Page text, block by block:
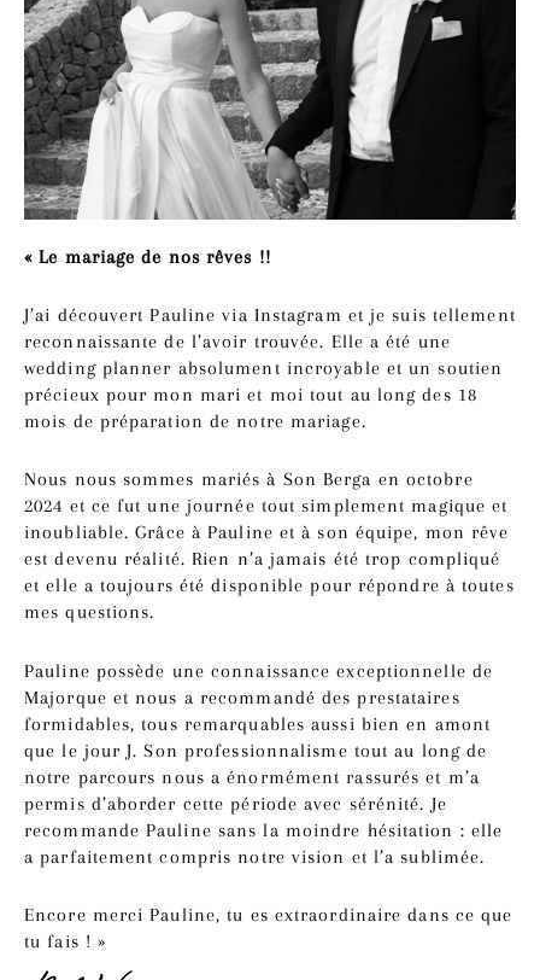
« Le mariage de nos rêves !!
J’ai découvert Pauline via Instagram et je suis tellement
reconnaissante de l’avoir trouvée. Elle a été une
wedding planner absolument incroyable et un soutien
précieux pour mon mari et moi tout au long des 18
mois de préparation de notre mariage.
Nous nous sommes mariés à Son Berga en octobre
2024 et ce fut une journée tout simplement magique et
inoubliable. Grâce à Pauline et à son équipe, mon rêve
est devenu réalité. Rien n’a jamais été trop compliqué
et elle a toujours été disponible pour répondre à toutes
mes questions.
Pauline possède une connaissance exceptionnelle de
Majorque et nous a recommandé des prestataires
formidables, tous remarquables aussi bien en amont
que le jour J. Son professionnalisme tout au long de
notre parcours nous a énormément rassurés et m’a
permis d’aborder cette période avec sérénité. Je
recommande Pauline sans la moindre hésitation : elle
a parfaitement compris notre vision et l’a sublimée.
Encore merci Pauline, tu es extraordinaire dans ce que
tu fais ! »